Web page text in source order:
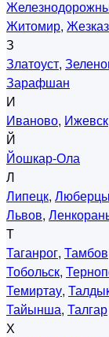
Житомир,
З
Златоуст,
Зарафшан
И
Иваново, Ижевск
Й
Йошкар-Ола
Л
Липецк, Люберцы
Львов,
Т
Таганрог, Тамбов
Тобольск,
Темиртау,
Тайынша, Талгар
Х